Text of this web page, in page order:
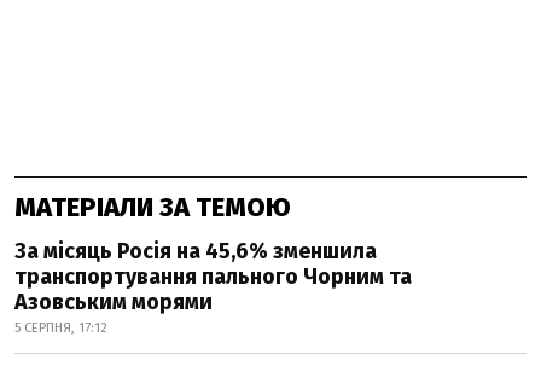
МАТЕРІАЛИ ЗА ТЕМОЮ
За місяць Росія на 45,6% зменшила
транспортування пального Чорним та
Азовським морями
5 СЕРПНЯ, 17:12